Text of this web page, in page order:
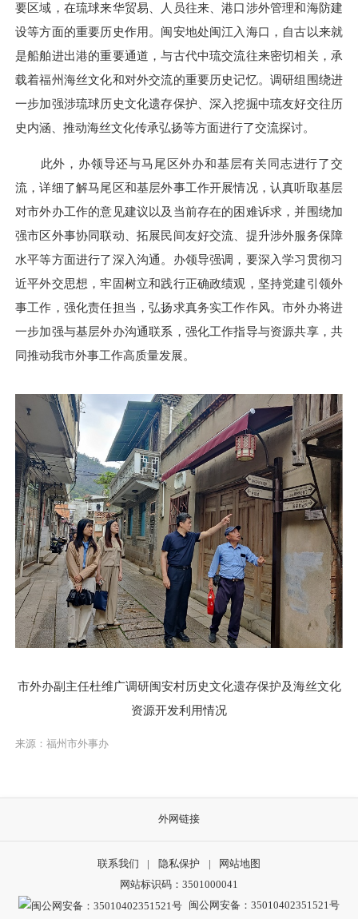
要区域，在琉球来华贸易、人员往来、港口涉外管理和海防建
设等方面的重要历史作用。闽安地处闽江入海口，自古以来就
是船舶进出港的重要通道，与古代中琉交流往来密切相关，承
载着福州海丝文化和对外交流的重要历史记忆。调研组围绕进
一步加强涉琉球历史文化遗存保护、深入挖掘中琉友好交往历
史内涵、推动海丝文化传承弘扬等方面进行了交流探讨。
此外，办领导还与马尾区外办和基层有关同志进行了交
流，详细了解马尾区和基层外事工作开展情况，认真听取基层
对市外办工作的意见建议以及当前存在的困难诉求，并围绕加
强市区外事协同联动、拓展民间友好交流、提升涉外服务保障
水平等方面进行了深入沟通。办领导强调，要深入学习贯彻习
近平外交思想，牢固树立和践行正确政绩观，坚持党建引领外
事工作 ， 强化责任担当，弘扬求真务实工作作风。市外办将进
一步加强与基层外办沟通联系，强化工作指导与资源共享，共
同推动我市外事工作高质量发展。
市外办副主任杜维广调研闽安村历史文化遗存保护及海丝文化
资源开发利用情况
来源：福州市外事办
外网链接
联系我们 | 隐私保护 |
网站地图
网站标识码：3501000041
闽公网安备：35010402351521号